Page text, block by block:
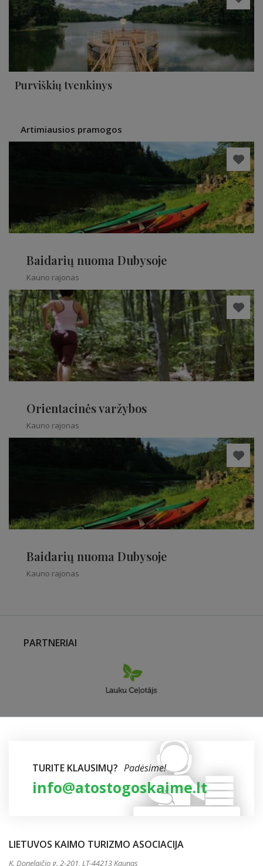
Purviškių tvenkinys
Artimiausios pramogos
Baidarių nuoma Dubysoje
Kauno rajonas
Orientacinės varžybos
Kauno rajonas
Baidarių nuoma Dubysoje
Kauno rajonas
PARTNERIAI
TURITE KLAUSIMŲ? Padėsime!
info@atostogoskaime.lt
LIETUVOS KAIMO TURIZMO ASOCIACIJA
K. Donelaičio g. 2-201, LT-44213 Kaunas